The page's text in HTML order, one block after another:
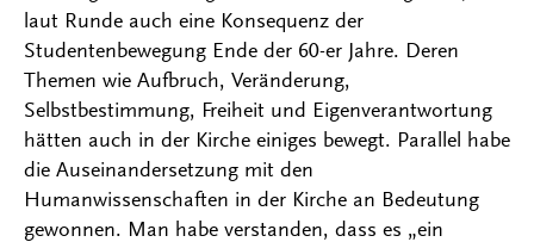
laut Runde auch eine Konsequenz der
Studentenbewegung Ende der 60-er Jahre. Deren
Themen wie Aufbruch, Veränderung,
Selbstbestimmung, Freiheit und Eigenverantwortung
hätten auch in der Kirche einiges bewegt. Parallel habe
die Auseinandersetzung mit den
Humanwissenschaften in der Kirche an Bedeutung
gewonnen. Man habe verstanden, dass es „ein